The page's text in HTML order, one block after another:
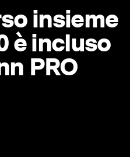
insieme
è incluso
PRO